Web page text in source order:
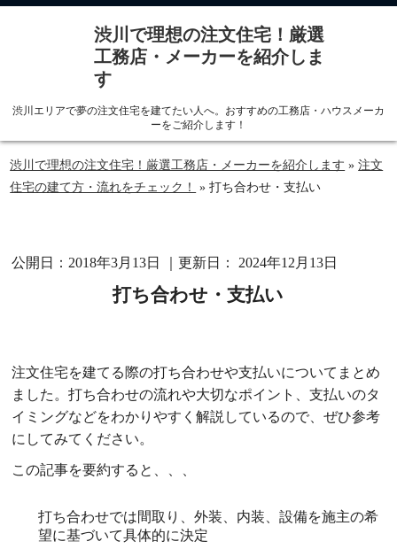
渋川で理想の注文住宅！厳選
工務店・メーカーを紹介しま
す
渋川エリアで夢の注文住宅を建てたい人へ。おすすめの工務店・ハウスメーカ
ーをご紹介します！
渋川で理想の注文住宅！厳選工務店・メーカーを紹介します »注文
住宅の建て方・流れをチェック！
»打ち合わせ・支払い
公開日： 2018年3月13日 ｜更新日： 2024年12月13日
打ち合わせ・支払い
注文住宅を建てる際の打ち合わせや支払いについてまとめ
ました。打ち合わせの流れや大切なポイント、支払いのタ
イミングなどをわかりやすく解説しているので、ぜひ参考
にしてみてください。
この記事を要約すると、、、
打ち合わせでは間取り、外装、内装、設備を施主の希
望に基づいて具体的に決定